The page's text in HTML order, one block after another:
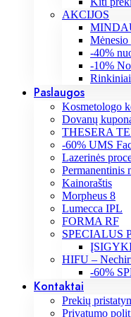
AKCIJOS
Mėnesio
-40%
-10%
Paslaugos
Kosmetologo
Dovanų
THESERA
-60% UMS
Lazerinės
Permanentinis
Kainoraštis
Morpheus 8
Lumecca IPL
FORMA RF
SPECIALUS
HIFU –
-60%
Kontaktai
Prekių
Privatumo